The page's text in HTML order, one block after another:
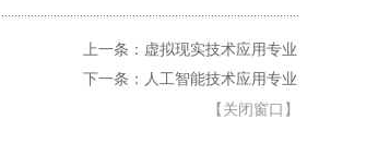
上一条：虚拟现实技术应用专业
下一条：人工智能技术应用专业
【 关闭窗口 】